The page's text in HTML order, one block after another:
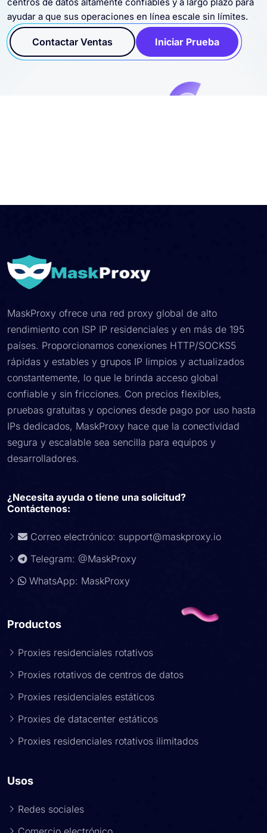
ayudar a que sus operaciones en línea escale sin límites.
Contactar Ventas Iniciar Prueba
MaskProxy ofrece una red proxy global de alto
rendimiento con ISP IP residenciales y en más de 195
países. Proporcionamos conexiones HTTP/SOCKS5
rápidas y estables y grupos IP limpios y actualizados
constantemente, lo que le brinda acceso global
confiable y sin fricciones. Con precios flexibles,
pruebas gratuitas y opciones desde pago por uso hasta
IPs dedicados, MaskProxy hace que la conectividad
segura y escalable sea sencilla para equipos y
desarrolladores.
¿Necesita ayuda o tiene una solicitud?
Contáctenos:
Correo electrónico: support@maskproxy.io
Telegram: @MaskProxy
WhatsApp: MaskProxy
Productos
Proxies residenciales rotativos
Proxies rotativos de centros de datos
Proxies residenciales estáticos
Proxies de datacenter estáticos
Proxies residenciales rotativos ilimitados
Usos
Redes sociales